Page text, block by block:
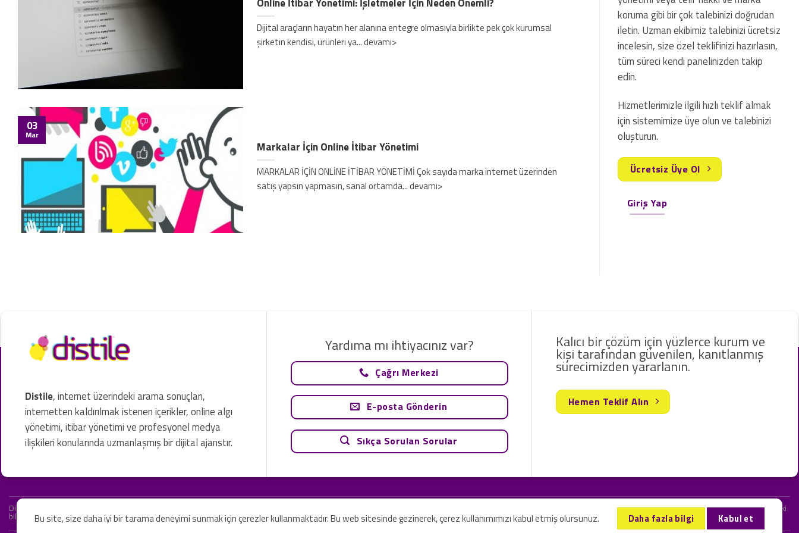
Dijital araçların hayatın her alanına entegre olmasıyla birlikte pek çok kurumsal
şirketin kendisi, ürünleri ya... devamı>
Markalar İçin Online İtibar Yönetimi
MARKALAR İÇİN ONLİNE İTİBAR YÖNETİMİ Çok sayıda marka internet üzerinden
satış yapsın yapmasın, sanal ortamda... devamı>
03
Mar
koruma gibi bir çok talebinizi doğrudan
iletin. Uzman ekibimiz talebinizi ücretsiz
incelesin, size özel teklifinizi hazırlasın,
tüm süreci kendi panelinizden takip
edin.
Hizmetlerimizle ilgili hızlı teklif almak
için sistemimize üye olun ve talebinizi
oluşturun.
Ücretsiz Üye Ol
Giriş Yap
Distile, internet üzerindeki arama sonuçları,
internetten kaldırılmak istenen içerikler, online algı
yönetimi, itibar yönetimi ve profesyonel medya
ilişkileri konularında uzmanlaşmış bir dijital ajanstır.
Yardıma mı ihtiyacınız var?
Çağrı Merkezi
E-posta Gönderin
Sıkça Sorulan Sorular
Kalıcı bir çözüm için yüzlerce kurum ve
kişi tarafından güvenilen, kanıtlanmış
sürecimizden yararlanın.
Hemen Teklif Alın
Distile bir hukuk firması değildir ve hizmetlerimizin hiçbiri resmi hukuki tavsiye olarak değerlendirilemez. Sadece teknoloji ve danışmanlık şirketi olarak hizmet vermekteyiz. Web sitemizde ve sizinle kurduğumuz iletişimlerdeki
bilgiler yalnızca genel bilgi niteliğindedir. Yasal tavsiye olarak değerlendirilmesi amaçlanmamıştır.
Bu site, size daha iyi bir tarama deneyimi sunmak için çerezler kullanmaktadır. Bu web sitesinde gezinerek, çerez kullanımımızı kabul etmiş olursunuz. Daha fazla bilgi Kabul et